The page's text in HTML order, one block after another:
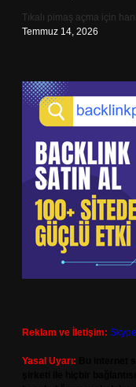
Tıkalı pimaş açma için
Temmuz 14, 2026
Reklam ve İletişim:
Yasal Uyarı: